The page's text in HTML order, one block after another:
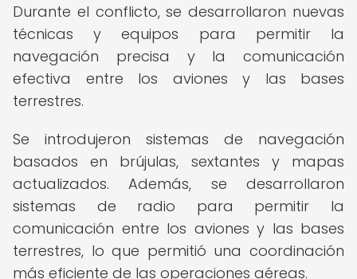
Durante el conflicto, se desarrollaron nuevas
técnicas y equipos para permitir la
navegación precisa y la comunicación
efectiva entre los aviones y las bases
terrestres.
Se introdujeron sistemas de navegación
basados en brújulas, sextantes y mapas
actualizados. Además, se desarrollaron
sistemas de radio para permitir la
comunicación entre los aviones y las bases
terrestres, lo que permitió una coordinación
más eficiente de las operaciones aéreas.